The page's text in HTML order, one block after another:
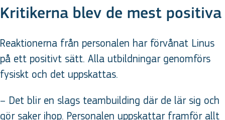
Kritikerna blev de mest positiva
Reaktionerna från personalen har förvånat Linus
på ett positivt sätt. Alla utbildningar genomförs
fysiskt och det uppskattas.
– Det blir en slags teambuilding där de lär sig och
gör saker ihop. Personalen uppskattar framför allt